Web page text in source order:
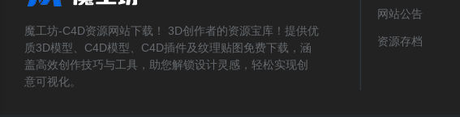
魔工坊-C4D资源网站下载！ 3D创作者的资源宝库！提供优
质3D模型、C4D模型、C4D插件及纹理贴图免费下载，涵
盖高效创作技巧与工具，助您解锁设计灵感，轻松实现创
意可视化。
网站公告
资源存档